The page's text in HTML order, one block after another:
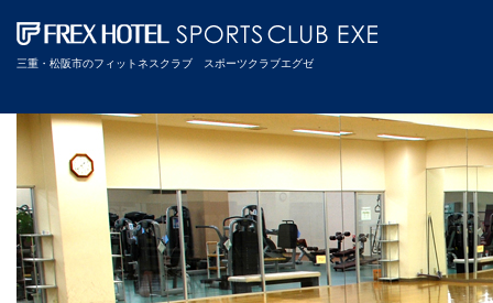
三重・松阪市のフィットネスクラブ スポーツクラブエグゼ